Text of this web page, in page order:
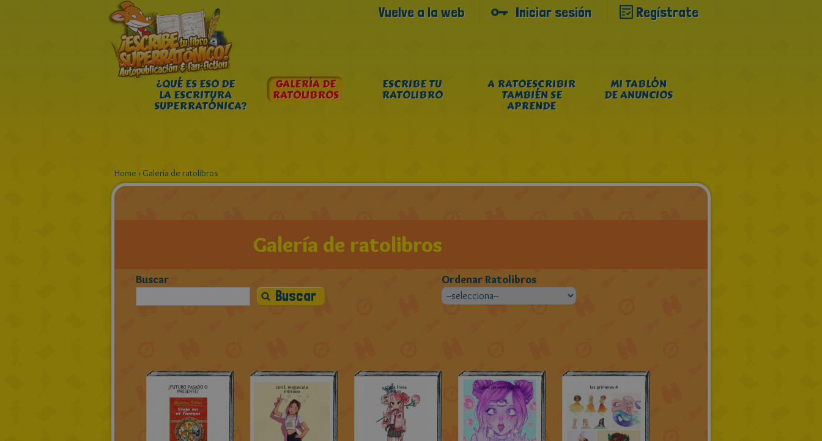
Vuelve a la web Iniciar sesión Regístrate
¿QUÉ ES ESO DE
LA ESCRITURA
SUPERRATÓNICA?
GALERÍA DE
RATOLIBROS
ESCRIBE TU
RATOLIBRO
A RATOESCRIBIR
TAMBIÉN SE
APRENDE
MI TABLÓN
DE ANUNCIOS
Home › Galería de ratolibros
Galería de ratolibros
Buscar Ordenar Ratolibros